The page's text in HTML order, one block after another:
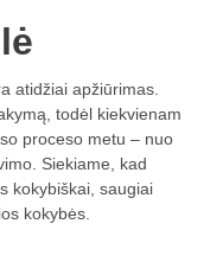
atidžiai apžiūrimas.
todėl kiekvienam
proceso metu – nuo
Siekiame, kad
kokybiškai, saugiai
kokybės.